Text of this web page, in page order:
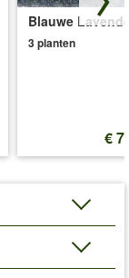
Blauwe
3 planten
€